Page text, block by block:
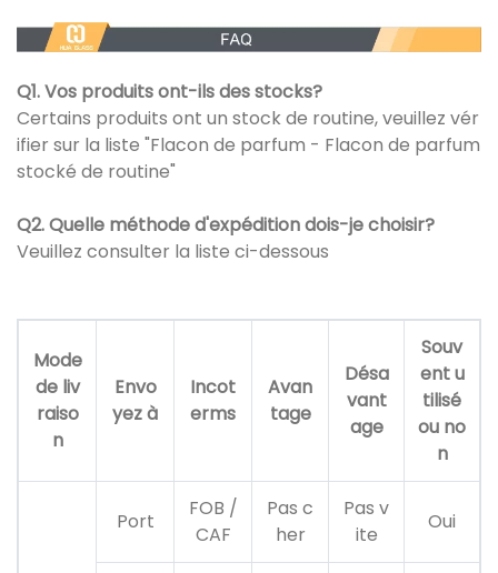
Q1. Vos produits ont-ils des stocks?
Certains produits ont un stock de routine, veuillez vér
ifier sur la liste "Flacon de parfum - Flacon de parfum
stocké de routine"
Q2. Quelle méthode d'expédition dois-je choisir?
Veuillez consulter la liste ci-dessous
Mode
de liv
raiso
n
Envo
yez à
Incot
erms
Avan
tage
Désa
vant
age
Souv
ent u
tilisé
ou no
n
Port
FOB /
CAF
Pas c
her
Pas v
ite
Oui